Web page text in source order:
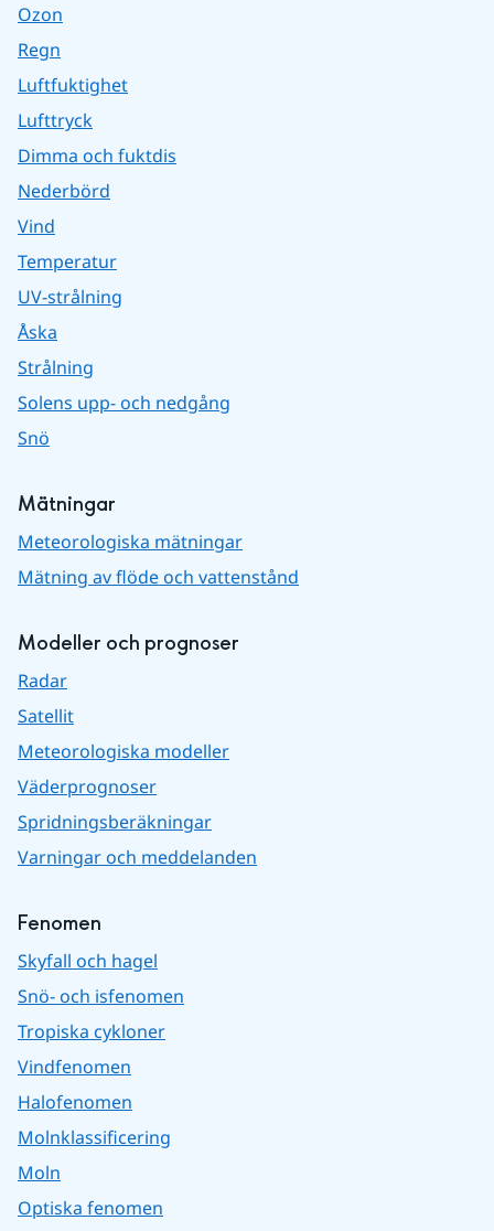
Ozon
Regn
Luftfuktighet
Lufttryck
Dimma och fuktdis
Nederbörd
Vind
Temperatur
UV-strålning
Åska
Strålning
Solens upp- och nedgång
Snö
Mätningar
Meteorologiska mätningar
Mätning av flöde och vattenstånd
Modeller och prognoser
Radar
Satellit
Meteorologiska modeller
Väderprognoser
Spridningsberäkningar
Varningar och meddelanden
Fenomen
Skyfall och hagel
Snö- och isfenomen
Tropiska cykloner
Vindfenomen
Halofenomen
Molnklassificering
Moln
Optiska fenomen